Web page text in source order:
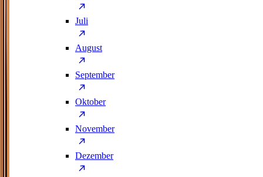
Juli
August
September
Oktober
November
Dezember